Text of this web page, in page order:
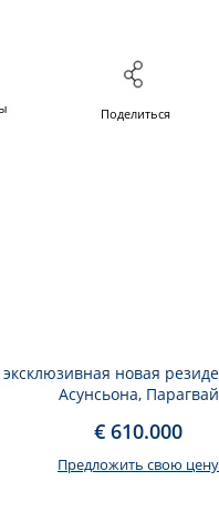
Поделиться
новая
Асунсьона, Парагвай
€ 610.000
Предложить свою цену